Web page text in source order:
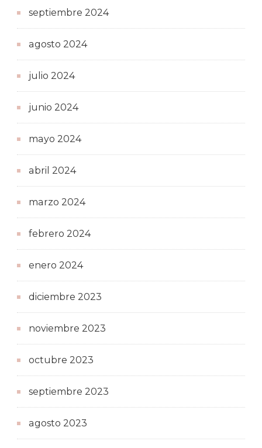
septiembre 2024
agosto 2024
julio 2024
junio 2024
mayo 2024
abril 2024
marzo 2024
febrero 2024
enero 2024
diciembre 2023
noviembre 2023
octubre 2023
septiembre 2023
agosto 2023